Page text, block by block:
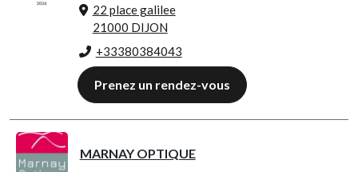
22 place galilee
21000 DIJON
+33380384043
Prenez un rendez-vous
MARNAY OPTIQUE